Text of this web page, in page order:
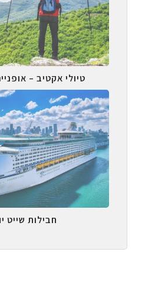
טיולי אקטיב –
חבילות שייט